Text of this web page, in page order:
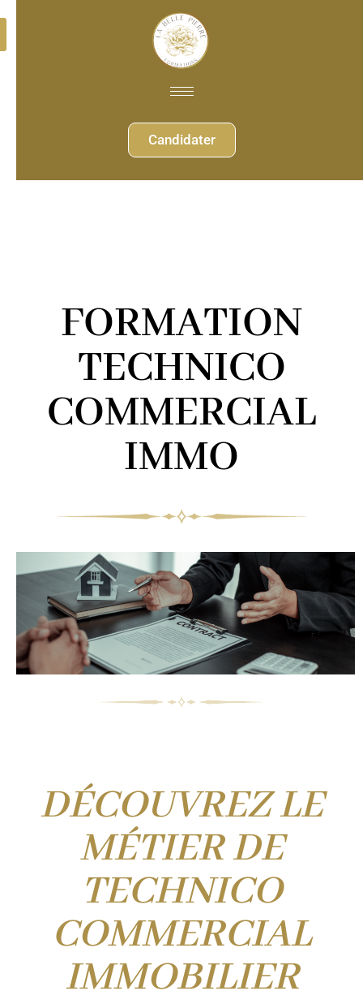
Candidater
FORMATION
TECHNICO
COMMERCIAL
IMMO
DÉCOUVREZ LE
MÉTIER DE
TECHNICO
COMMERCIAL
IMMOBILIER